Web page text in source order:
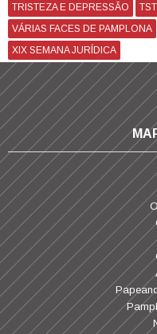
TRISTEZA E DEPRESSÃO
TST
VÁRIAS FACES DE PAMPLONA
XIX SEMANA JURÍDICA